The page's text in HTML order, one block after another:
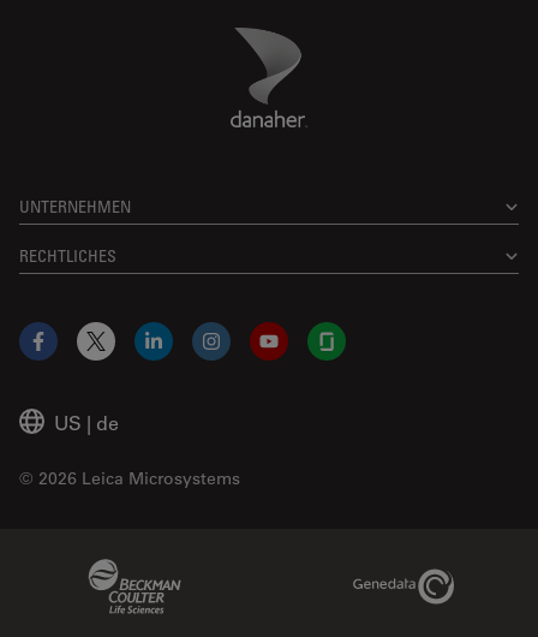
Danaher Logo
UNTERNEHMEN
RECHTLICHES
US | de
© 2026 Leica Microsystems
Facebook
X LinkedInInstagramYouTubeGlassdoor
Genedata Link